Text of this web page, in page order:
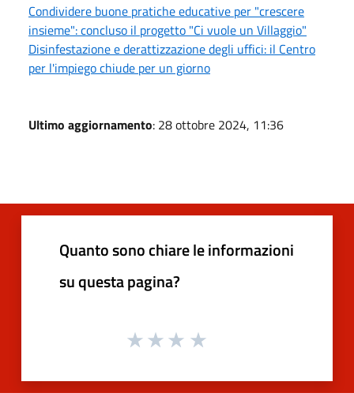
Condividere buone pratiche educative per "crescere
insieme": concluso il progetto "Ci vuole un Villaggio"
Disinfestazione e derattizzazione degli uffici: il Centro
per l'impiego chiude per un giorno
Ultimo aggiornamento: 28 ottobre 2024, 11:36
Quanto sono chiare le informazioni
su questa pagina?